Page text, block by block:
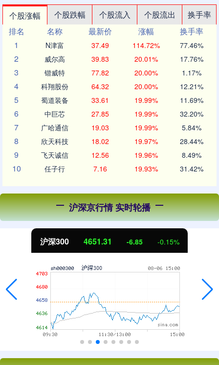
个股涨幅 个股跌幅 个股流入 个股流出
换手率
排名
名称 最新价 涨幅
换手率
1
N津富 37.49 114.72% 77.46%
2 威尔高 39.83 20.01% 17.76%
3 锴威特 77.82 20.00% 1.17%
4 科翔股份 64.32 20.00% 12.21%
5 蜀道装备 33.61 19.99% 11.69%
6 中巨芯 27.85 19.99% 32.20%
7 广哈通信 19.03 19.99% 5.84%
8 欣天科技 18.02 19.97% 28.44%
9 飞天诚信 12.56 19.96% 8.49%
10 任子行 7.16 19.93% 31.42%
沪深京行情 实时轮播
北证50 1122.88 3.42 0.30%